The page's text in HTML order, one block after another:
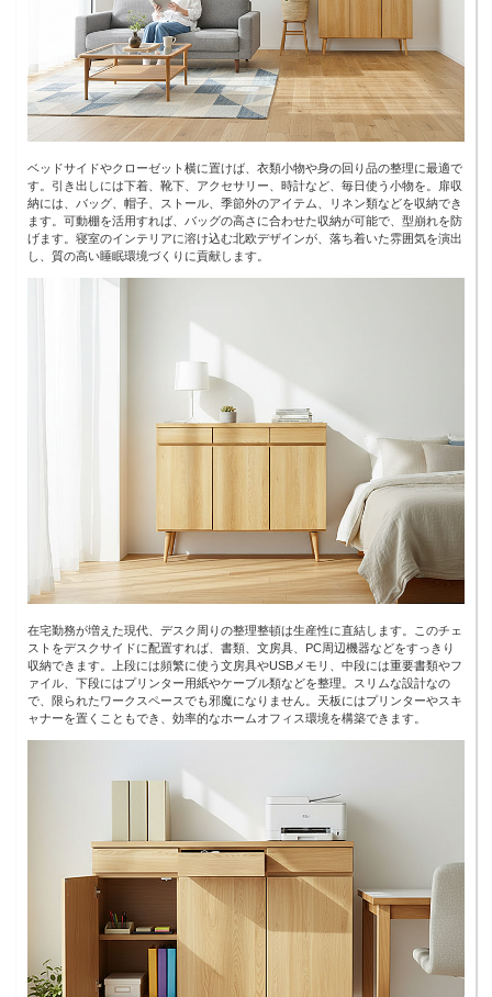
ベッドサイドやクローゼット横に置けば、衣類小物や身の回り品の整理に最適で
す。引き出しには下着、靴下、アクセサリー、時計など、毎日使う小物を。扉収
納には、バッグ、帽子、ストール、季節外のアイテム、リネン類などを収納でき
ます。可動棚を活用すれば、バッグの高さに合わせた収納が可能で、型崩れを防
げます。寝室のインテリアに溶け込む北欧デザインが、落ち着いた雰囲気を演出
し、質の高い睡眠環境づくりに貢献します。
在宅勤務が増えた現代、デスク周りの整理整頓は生産性に直結します。このチェ
ストをデスクサイドに配置すれば、書類、文房具、PC周辺機器などをすっきり
収納できます。上段には頻繁に使う文房具やUSBメモリ、中段には重要書類やフ
ァイル、下段にはプリンター用紙やケーブル類などを整理。スリムな設計なの
で、限られたワークスペースでも邪魔になりません。天板にはプリンターやスキ
ャナーを置くこともでき、効率的なホームオフィス環境を構築できます。